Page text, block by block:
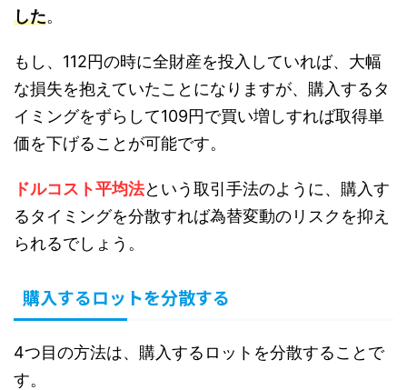
した。
もし、112円の時に全財産を投入していれば、大幅
な損失を抱えていたことになりますが、購入するタ
イミングをずらして109円で買い増しすれば取得単
価を下げることが可能です。
ドルコスト平均法という取引手法のように、購入す
るタイミングを分散すれば為替変動のリスクを抑え
られるでしょう。
購入するロットを分散する
4つ目の方法は、購入するロットを分散することで
す。